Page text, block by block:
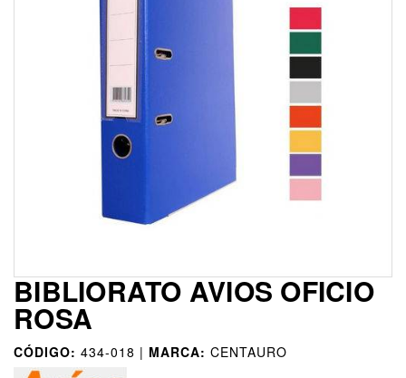
BIBLIORATO AVIOS OFICIO
ROSA
CÓDIGO: 434-018 | MARCA: CENTAURO